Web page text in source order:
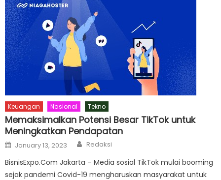
Keuangan Nasional Tekno
Memaksimalkan Potensi Besar TikTok untuk
Meningkatkan Pendapatan
Posted
on
January 13, 2023 Author
Redaksi
BisnisExpo.Com Jakarta – Media sosial TikTok mulai booming
sejak pandemi Covid-19 mengharuskan masyarakat untuk